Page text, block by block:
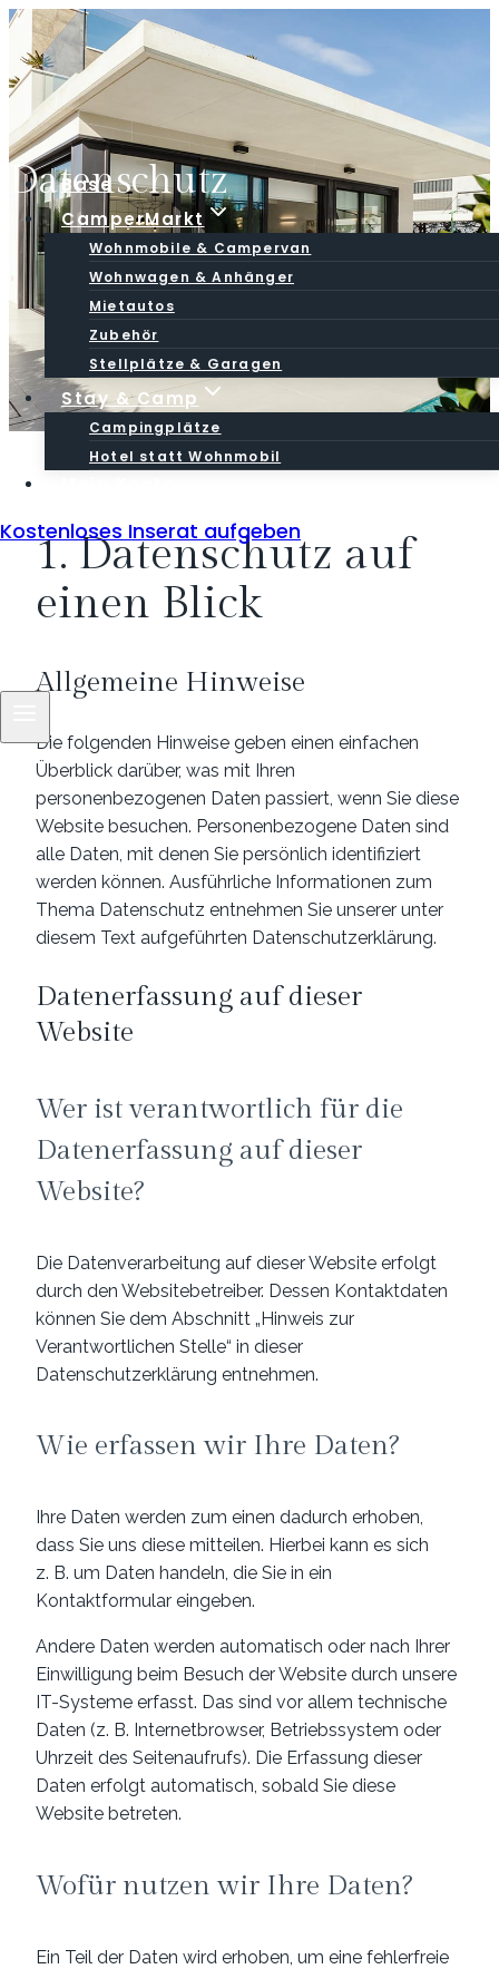
Zum
Inhalt
springen
Base
CamperMarkt
Wohnmobile & Campervan
Wohnwagen & Anhänger
Mietautos
Zubehör
Stellplätze & Garagen
Stay & Camp
Campingplätze
Hotel statt Wohnmobil
Kostenloses Inserat aufgeben
Datenschutz
1. Datenschutz auf
einen Blick
Allgemeine Hinweise
Die folgenden Hinweise geben einen einfachen
Überblick darüber, was mit Ihren
personenbezogenen Daten passiert, wenn Sie diese
Website besuchen. Personenbezogene Daten sind
alle Daten, mit denen Sie persönlich identifiziert
werden können. Ausführliche Informationen zum
Thema Datenschutz entnehmen Sie unserer unter
diesem Text aufgeführten Datenschutzerklärung.
Datenerfassung auf dieser
Website
Wer ist verantwortlich für die
Datenerfassung auf dieser
Website?
Die Datenverarbeitung auf dieser Website erfolgt
durch den Websitebetreiber. Dessen Kontaktdaten
können Sie dem Abschnitt „Hinweis zur
Verantwortlichen Stelle“ in dieser
Datenschutzerklärung entnehmen.
Wie erfassen wir Ihre Daten?
Ihre Daten werden zum einen dadurch erhoben,
dass Sie uns diese mitteilen. Hierbei kann es sich
z. B. um Daten handeln, die Sie in ein
Kontaktformular eingeben.
Andere Daten werden automatisch oder nach Ihrer
Einwilligung beim Besuch der Website durch unsere
IT-Systeme erfasst. Das sind vor allem technische
Daten (z. B. Internetbrowser, Betriebssystem oder
Uhrzeit des Seitenaufrufs). Die Erfassung dieser
Daten erfolgt automatisch, sobald Sie diese
Website betreten.
Wofür nutzen wir Ihre Daten?
Ein Teil der Daten wird erhoben, um eine fehlerfreie